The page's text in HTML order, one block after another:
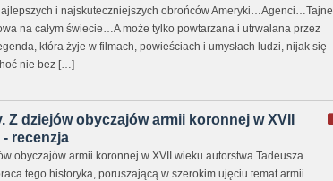
i najskuteczniejszych obrońców Ameryki…Agenci…Tajne
na całym świecie…A może tylko powtarzana i utrwalana przez
która żyje w filmach, powieściach i umysłach ludzi, nijak się
nie bez […]
Z dziejów obyczajów armii koronnej w XVII
- recenzja
obyczajów armii koronnej w XVII wieku autorstwa Tadeusza
tego historyka, poruszającą w szerokim ujęciu temat armii